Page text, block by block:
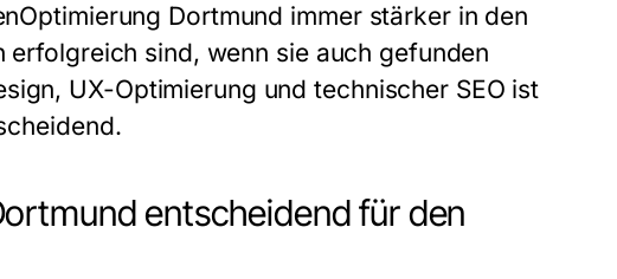
Dortmund immer stärker in den
sind, wenn sie auch gefunden
UX-Optimierung und technischer SEO ist
entscheidend für den